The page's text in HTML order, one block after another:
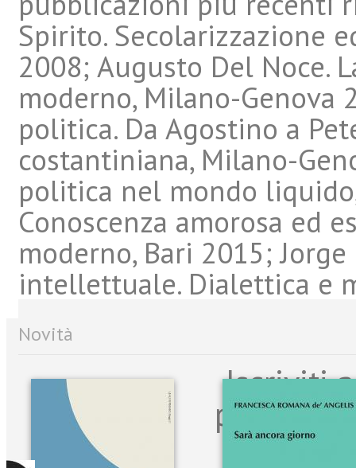
Spirito. Secolarizzazione
2008; Augusto Del Noce.
moderno, Milano-
politica. Da Agostino a
costantiniana, Milano-
politica nel mondo
Conoscenza amorosa ed
moderno, Bari 2015;
intellettuale. Dialettica e
Novità
Iscriviti
per
sulle